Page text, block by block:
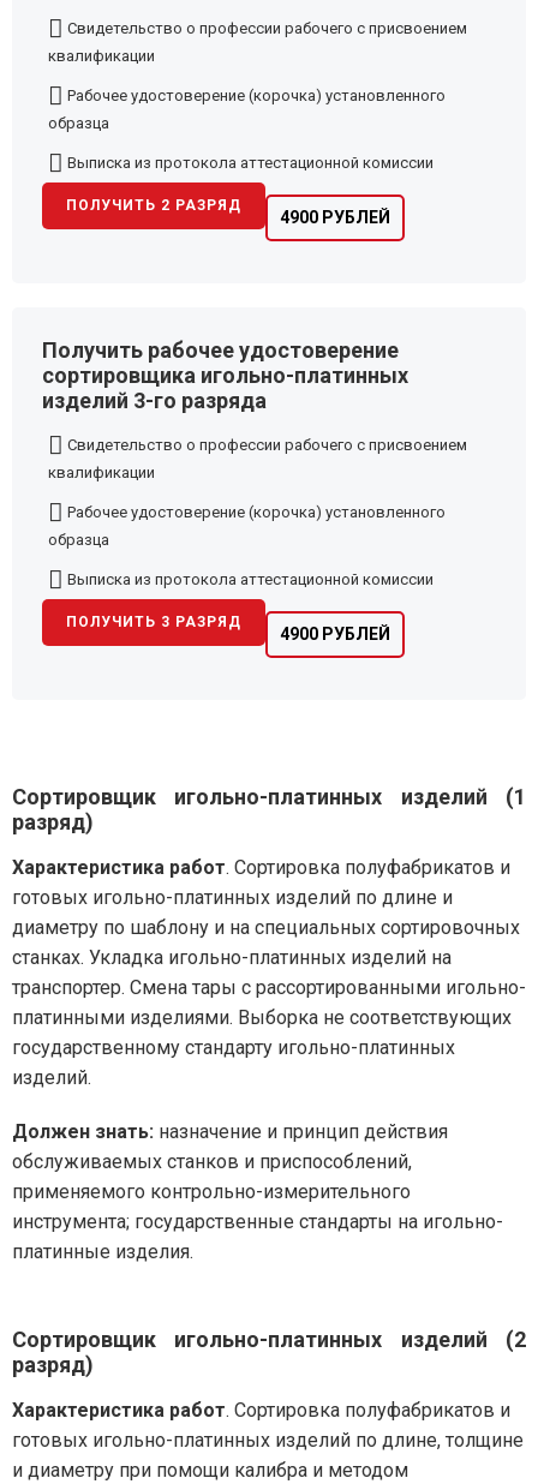
Свидетельство о профессии рабочего с присвоением
квалификации
Рабочее удостоверение (корочка) установленного
образца
Выписка из протокола аттестационной комиссии
4900 РУБЛЕЙ
ПОЛУЧИТЬ 2 РАЗРЯД
Получить рабочее удостоверение
сортировщика игольно-платинных
изделий 3-го разряда
Свидетельство о профессии рабочего с присвоением
квалификации
Рабочее удостоверение (корочка) установленного
образца
Выписка из протокола аттестационной комиссии
4900 РУБЛЕЙ
ПОЛУЧИТЬ 3 РАЗРЯД
Сортировщик игольно-платинных изделий (1
разряд)
Характеристика работ. Сортировка полуфабрикатов и
готовых игольно-платинных изделий по длине и
диаметру по шаблону и на специальных сортировочных
станках. Укладка игольно-платинных изделий на
транспортер. Смена тары с рассортированными игольно-
платинными изделиями. Выборка не соответствующих
государственному стандарту игольно-платинных
изделий.
Должен знать: назначение и принцип действия
обслуживаемых станков и приспособлений,
применяемого контрольно-измерительного
инструмента; государственные стандарты на игольно-
платинные изделия.
Сортировщик игольно-платинных изделий (2
разряд)
Характеристика работ. Сортировка полуфабрикатов и
готовых игольно-платинных изделий по длине, толщине
и диаметру при помощи калибра и методом